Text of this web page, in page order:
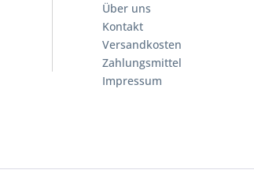
Über uns
Kontakt
Versandkosten
Zahlungsmittel
Impressum